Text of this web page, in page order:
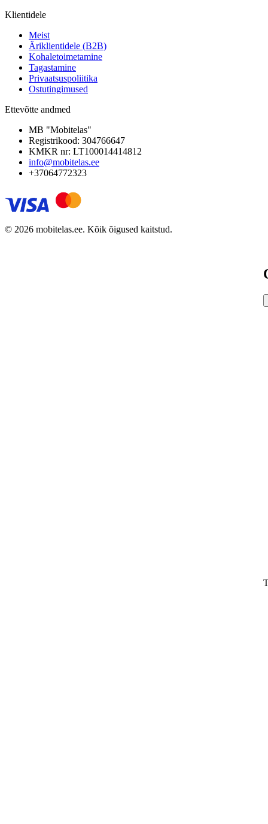
Klientidele
Meist
Äriklientidele (B2B)
Kohaletoimetamine
Tagastamine
Privaatsuspoliitika
Ostutingimused
Ettevõtte andmed
MB "Mobitelas"
Registrikood: 304766647
KMKR nr: LT100014414812
info@mobitelas.ee
+37064772323
© 2026 mobitelas.ee. Kõik õigused kaitstud.